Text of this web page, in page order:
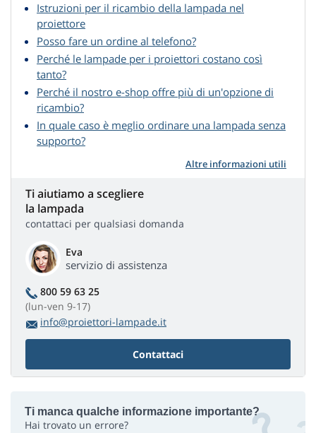
Istruzioni per il ricambio della lampada nel
proiettore
Posso fare un ordine al telefono?
Perché le lampade per i proiettori costano così
tanto?
Perché il nostro e-shop offre più di un'opzione di
ricambio?
In quale caso è meglio ordinare una lampada senza
supporto?
Altre informazioni utili
Ti aiutiamo a scegliere
la lampada
contattaci per qualsiasi domanda
Eva
servizio di assistenza
800 59 63 25
(lun-ven 9-17)
info@proiettori-lampade.it
Contattaci
Ti manca qualche informazione importante?
Hai trovato un errore?